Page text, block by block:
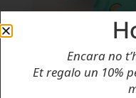
Encara no
Et regalo un 10%